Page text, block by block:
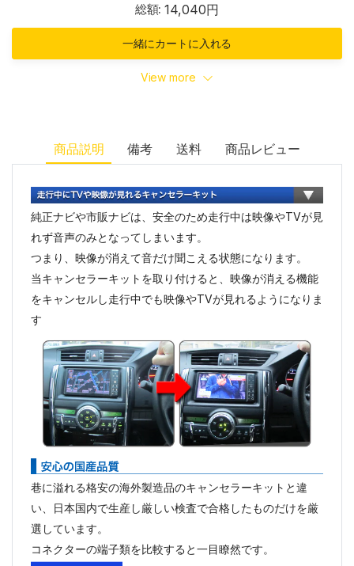
総額: 14,040円
一緒にカートに入れる
View more
商品説明 備考 送料 商品レビュー
純正ナビや市販ナビは、安全のため走行中は映像やTVが見
れず音声のみとなってしまいます。
つまり、映像が消えて音だけ聞こえる状態になります。
当キャンセラーキットを取り付けると、映像が消える機能
をキャンセルし走行中でも映像やTVが見れるようになりま
す
巷に溢れる格安の海外製造品のキャンセラーキットと違
い、日本国内で生産し厳しい検査で合格したものだけを厳
選しています。
コネクターの端子類を比較すると一目瞭然です。